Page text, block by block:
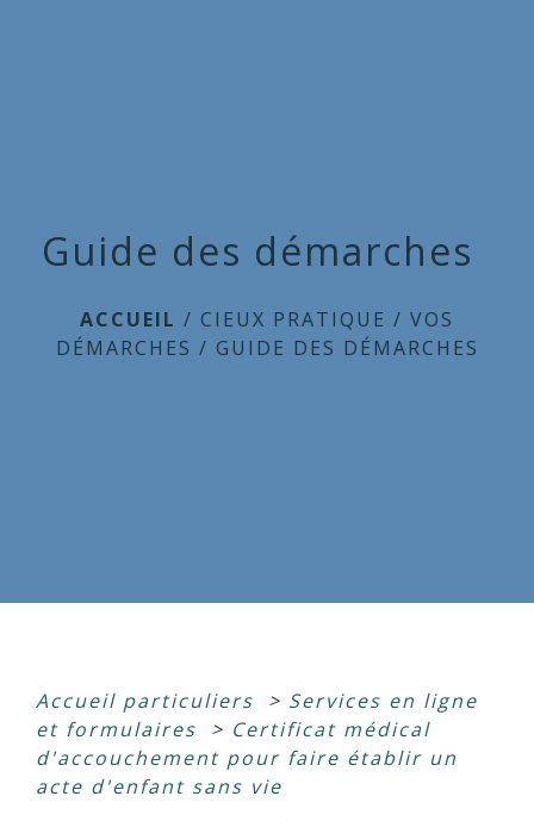
Guide des démarches
ACCUEIL / CIEUX PRATIQUE / VOS
DÉMARCHES / GUIDE DES DÉMARCHES
Accueil particuliers > Services en ligne
et formulaires
> Certificat médical
d'accouchement pour faire établir un
acte d'enfant sans vie